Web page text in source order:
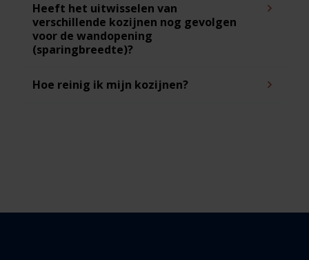
Heeft het uitwisselen van
verschillende kozijnen nog gevolgen
voor de wandopening
(sparingbreedte)?
Hoe reinig ik mijn kozijnen?